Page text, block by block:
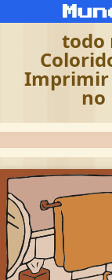
todo
Imprimir
no